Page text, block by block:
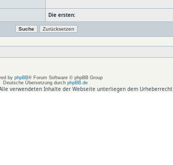
Die ersten:
by phpBB® Forum Software © phpBB Group
Deutsche Übersetzung durch phpBB.de
Alle verwendeten Inhalte der Webseite unterliegen dem Urheberrecht